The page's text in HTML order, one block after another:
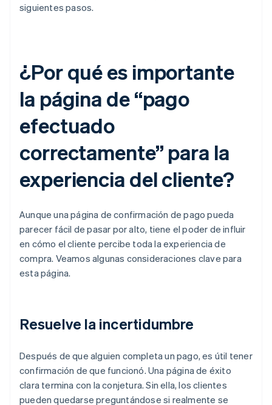
siguientes pasos.
¿Por qué es importante
la página de “pago
efectuado
correctamente” para la
experiencia del cliente?
Aunque una página de confirmación de pago pueda
parecer fácil de pasar por alto, tiene el poder de influir
en cómo el cliente percibe toda la experiencia de
compra. Veamos algunas consideraciones clave para
esta página.
Resuelve la incertidumbre
Después de que alguien completa un pago, es útil tener
confirmación de que funcionó. Una página de éxito
clara termina con la conjetura. Sin ella, los clientes
pueden quedarse preguntándose si realmente se